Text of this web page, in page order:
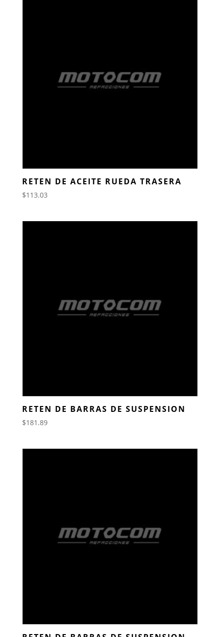
RETEN DE ACEITE RUEDA TRASERA
$113.03
RETEN DE BARRAS DE SUSPENSION
$181.89